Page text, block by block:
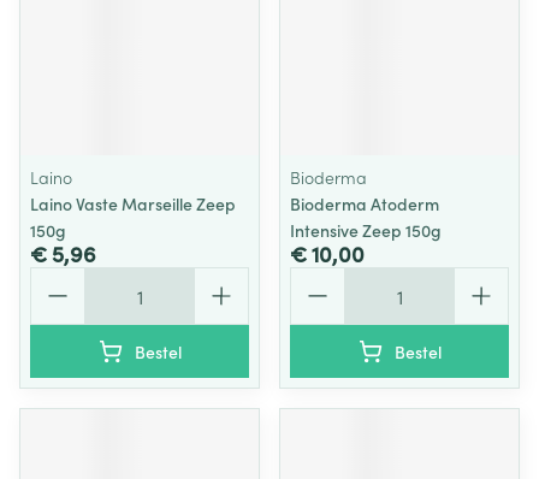
Laino
Laino Vaste Marseille Zeep
150g
€ 5,96
Bestel
Bioderma
Bioderma Atoderm
Intensive Zeep 150g
€ 10,00
Bestel